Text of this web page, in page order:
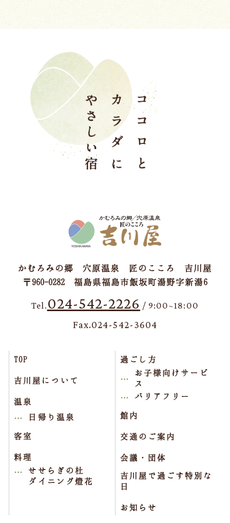
かむろみの郷 穴原温泉 匠のこころ 吉川屋
〒960-0282 福島県福島市飯坂町湯野字新湯6
Tel. 024-542-2226 / 9:00~18:00
Fax.024-542-3604
TOP
吉川屋について
温泉
日帰り温泉
客室
料理
せせらぎの杜
ダイニング燈花
過ごし方
お子様向けサービ
ス
バリアフリー
館内
交通のご案内
会議・団体
吉川屋で過ごす特別な
日
お知らせ